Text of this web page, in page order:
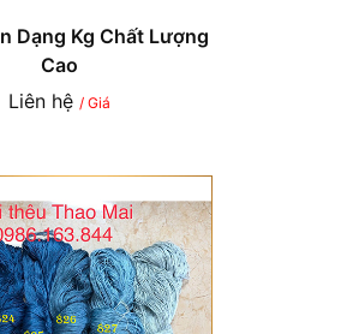
Dạng Kg Chất Lượng
Cao
Liên hệ / Giá